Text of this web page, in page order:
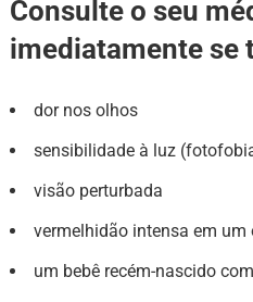
Consulte o seu
imediatamente se
dor nos olhos
sensibilidade à luz
visão perturbada
vermelhidão intensa em
um bebê recém-nascido